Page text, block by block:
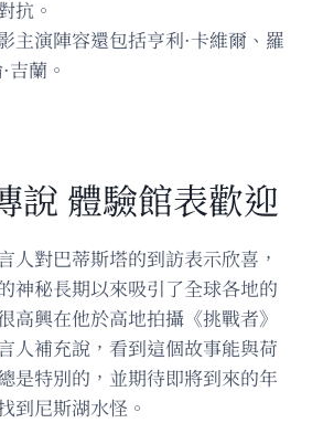
抗。
主演陣容還包括亨利·卡維爾、羅
吉蘭。
說 體驗館表歡迎
人對巴蒂斯塔的到訪表示欣喜，
神秘長期以來吸引了全球各地的
高興在他於高地拍攝《挑戰者》
人補充說，看到這個故事能與荷
是特別的，並期待即將到來的年
到尼斯湖水怪。